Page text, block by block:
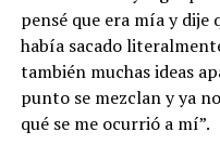
pensé que era mía y dije
había sacado
también muchas ideas
punto se mezclan y ya
qué se me ocurrió a mí”.